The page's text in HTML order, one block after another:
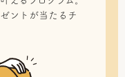
ントが当たるチ